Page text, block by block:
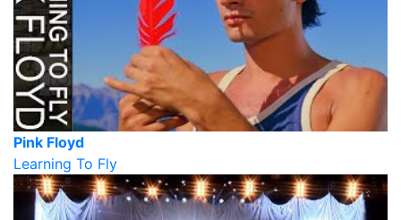
Pink Floyd
Learning To Fly